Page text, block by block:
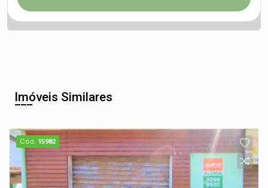
Imóveis Similares
Cód. 15982